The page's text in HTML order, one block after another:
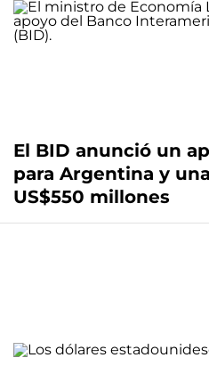
El BID anunció un
para Argentina y
US$550 millones